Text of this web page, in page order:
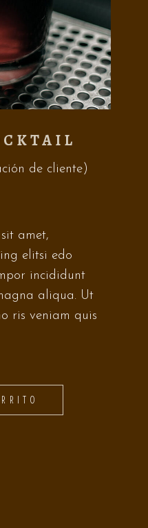
de cliente)
amet,
elitsi edo
incididunt
aliqua. Ut
ris veniam quis